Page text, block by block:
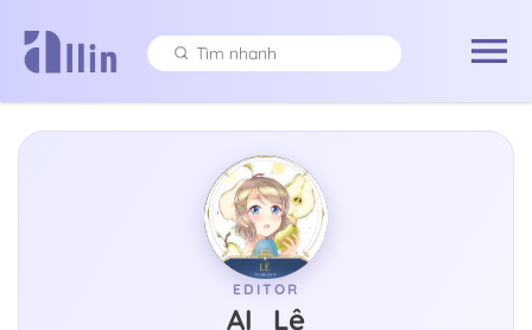
EDITOR
AI_Lê